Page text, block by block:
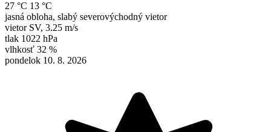
27 °C 13 °C
jasná obloha, slabý severovýchodný vietor
vietor SV, 3.25 m/s
tlak 1022 hPa
vlhkosť 32 %
pondelok 10. 8. 2026